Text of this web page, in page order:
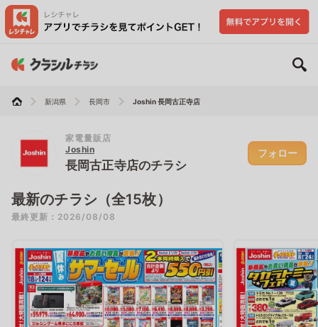
新潟県 長岡市 Joshin 長岡古正寺店
家電量販店
Joshin
長岡古正寺店のチラシ
フォロー
最新のチラシ（全15枚）
最終更新：2026/08/08